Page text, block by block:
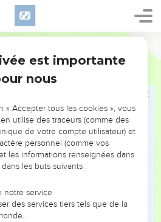
pluie. Tout le peuple éprouva
de l'Eternel et de Samuel,
: « Prie l'Eternel, ton Dieu,
que nous ne mourions pas. En
tous nos péchés le tort de
N’ayez pas peur ! Vous avez
ne vous détournez pas de
votre cœur.
de lui, car cela reviendrait à suivre
ne peuvent apporter ni profit ni
pas son peuple, et ce à cause de
est importante
nous
« Accepter tous les cookies », vous
utilise des traceurs (comme des
de votre compte utilisateur) et
personnel (comme vos
les informations renseignées dans
les buts suivants :
notre service
des services tiers tels que de la